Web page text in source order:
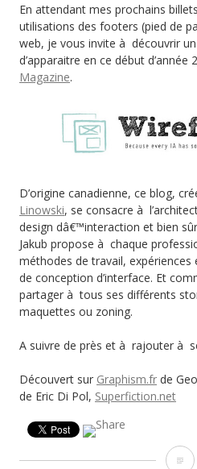
En attendant mes prochains
utilisations des footers (pied de
web, je vous invite à découvrir
d’apparaitre en ce début d’année
Magazine.
D’origine canadienne, ce blog,
Linowski, se consacre à
design dâ€™interaction et bien
Jakub propose à chaque
méthodes de travail,
de conception d’interface. Et
partager à tous ses différents
maquettes ou zoning.
A suivre de près et à rajouter à
Découvert sur Graphism.fr de
de Eric Di Pol, Superfiction.net